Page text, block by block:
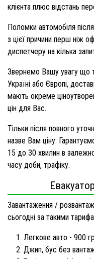
клієнта плюс відстань
Поломки автомобіля
з цієї причини перш ніж
диспетчеру на кілька
Звернемо Вашу увагу що
Україні або Європі,
мають окреме
цін для Вас.
Тільки після повного
назве Вам ціну.
15 до 30 хвилин в
часу доби, трафіку.
Завантаження /
сьогодні за такими
Легкове авто - 900
Джип, бус без